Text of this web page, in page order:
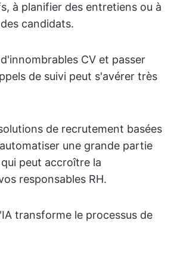
à planifier des entretiens ou à
candidats.
CV et passer
de suivi peut s'avérer très
de recrutement basées
une grande partie
peut accroître la
responsables RH.
transforme le processus de